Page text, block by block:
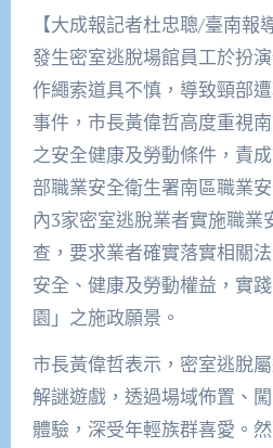
【大成報記者杜忠聰/臺南報
發生密室逃脫場館員工於扮
作繩索道具不慎，導致頸部
事件，市長黃偉哲高度重視
之安全健康及勞動條件，責
部職業安全衛生署南區職業
內3家密室逃脫業者實施職業
查，要求業者確實落實相關
安全、健康及勞動權益，實
園」之施政願景。
市長黃偉哲表示，密室逃脫
解謎遊戲，透過場域佈置、
體驗，深受年輕族群喜愛。